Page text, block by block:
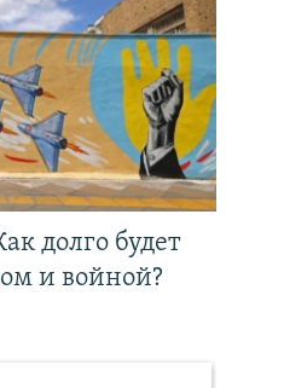
долго будет
и войной?